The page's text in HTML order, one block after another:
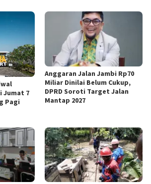
Jumat 7
Pagi
Anggaran Jalan Jambi Rp70
Miliar Dinilai Belum Cukup,
DPRD Soroti Target Jalan
Mantap 2027